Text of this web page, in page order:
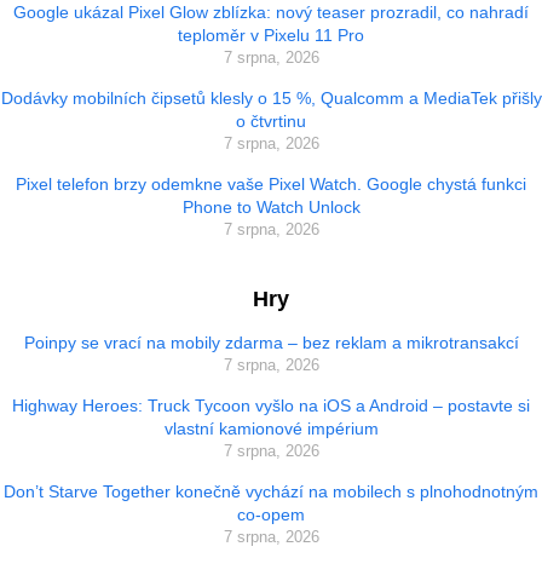
Google ukázal Pixel Glow zblízka: nový teaser prozradil, co nahradí
teploměr v Pixelu 11 Pro
7 srpna, 2026
Dodávky mobilních čipsetů klesly o 15 %, Qualcomm a MediaTek přišly
o čtvrtinu
7 srpna, 2026
Pixel telefon brzy odemkne vaše Pixel Watch. Google chystá funkci
Phone to Watch Unlock
7 srpna, 2026
Hry
Poinpy se vrací na mobily zdarma – bez reklam a mikrotransakcí
7 srpna, 2026
Highway Heroes: Truck Tycoon vyšlo na iOS a Android – postavte si
vlastní kamionové impérium
7 srpna, 2026
Don’t Starve Together konečně vychází na mobilech s plnohodnotným
co-opem
7 srpna, 2026